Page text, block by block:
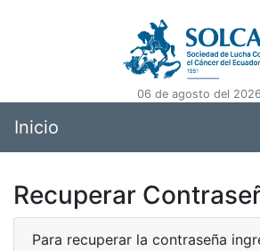
06 de agosto del 2026
Inicio
Recuperar
Para recuperar la contraseña